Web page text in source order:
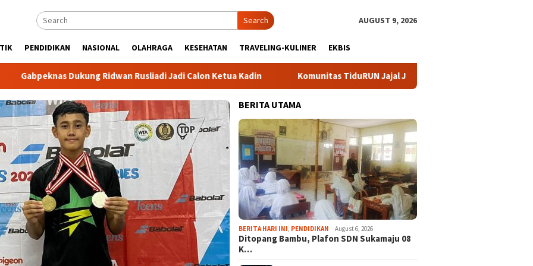
Search AUGUST 9, 2026
PENDIDIKAN NASIONAL OLAHRAGA KESEHATAN TRAVELING-KULINER EKBIS
Dukung Ridwan Rusliadi Jadi Calon Ketua Kadin Komunitas TiduRUN Jajal Jalur Baru Trekking dan Trail Run
BERITA UTAMA
BERITA HARI INI PENDIDIKAN August 6, 2026
Ditopang Bambu, Plafon SDN Sukamaju 08
K…